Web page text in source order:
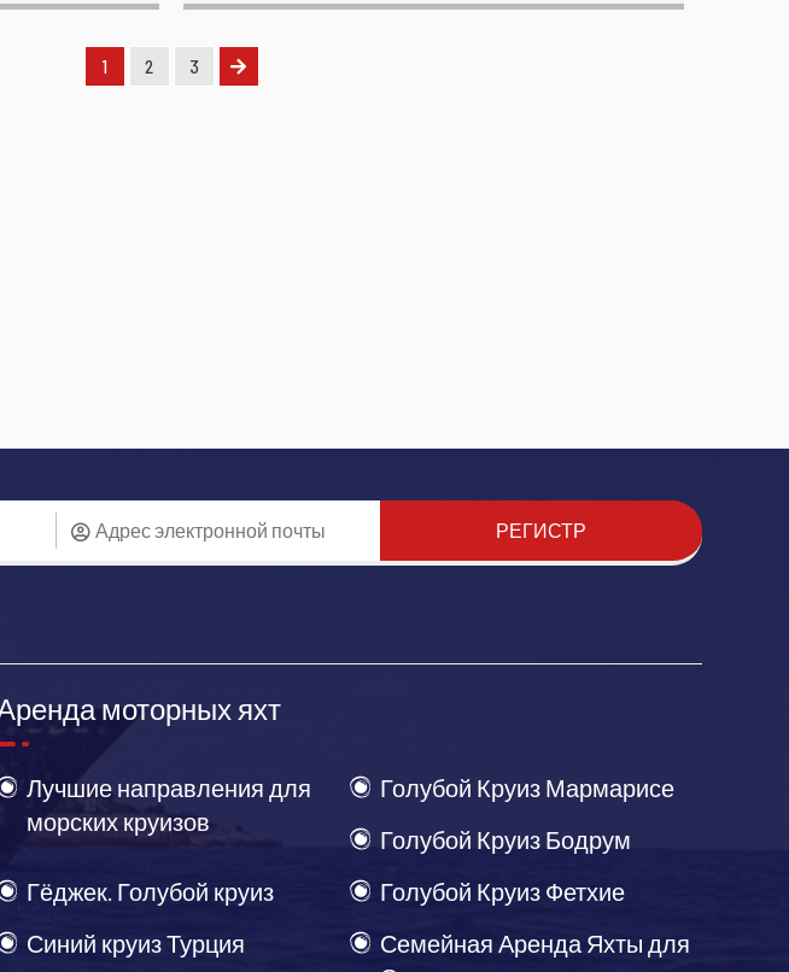
1 2 3
РЕГИСТР
моторных яхт
Лучшие направления для
морских круизов
Голубой Круиз Мармарисе
Голубой Круиз Бодрум
Гёджек. Голубой круиз
Голубой Круиз Фетхие
Синий круиз Турция
Семейная Аренда Яхты для